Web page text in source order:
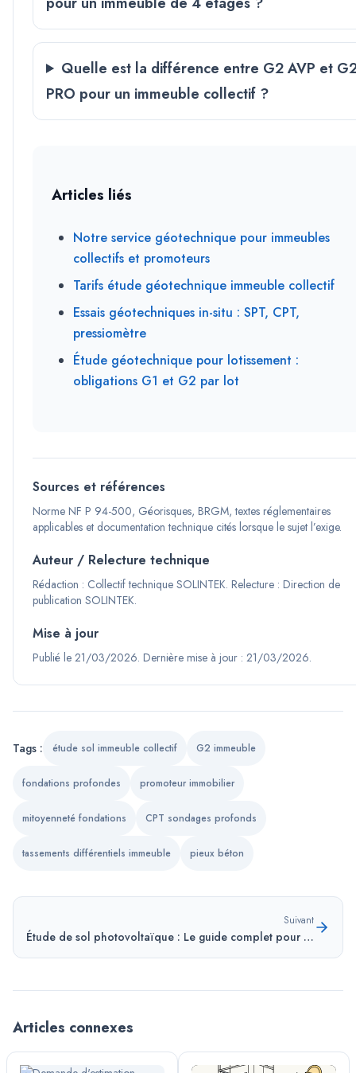
Quelle est la différence entre G2 AVP et
PRO pour un immeuble collectif ?
Articles liés
Notre service géotechnique pour immeubles
collectifs et promoteurs
Tarifs étude géotechnique immeuble collectif
Essais géotechniques in-situ : SPT, CPT,
pressiomètre
Étude géotechnique pour lotissement :
obligations G1 et G2 par lot
Sources et références
Norme NF P 94-500, Géorisques, BRGM, textes réglementaires
applicables et documentation technique cités lorsque le sujet l’exige.
Auteur / Relecture technique
Rédaction : Collectif technique SOLINTEK. Relecture : Direction de
publication SOLINTEK.
Mise à jour
Publié le 21/03/2026. Dernière mise à jour : 21/03/2026.
Tags : étude sol immeuble collectif G2 immeuble
fondations profondes promoteur immobilier
mitoyenneté fondations CPT sondages profonds
tassements différentiels immeuble pieux béton
Suivant
Étude de sol photovoltaïque : Le guide complet pour sécuriser votre parc solaire
Articles connexes